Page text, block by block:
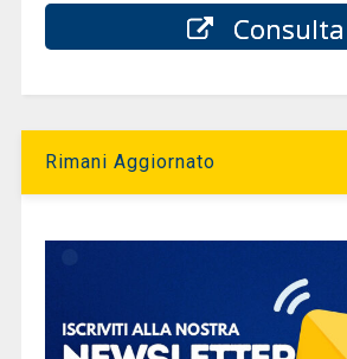
Consulta
Rimani Aggiornato